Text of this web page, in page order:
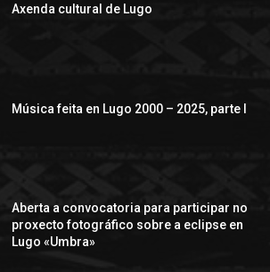
Axenda cultural de Lugo
Música feita en Lugo 2000 – 2025, parte I
Aberta a convocatoria para participar no
proxecto fotográfico sobre a eclipse en
Lugo «Umbra»